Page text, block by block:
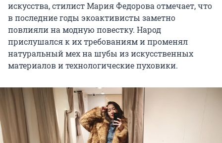
искусства, стилист Мария Федорова отмечает, что
в последние годы экоактивисты заметно
повлияли на модную повестку. Народ
прислушался к их требованиям и променял
натуральный мех на шубы из искусственных
материалов и технологические пуховики.